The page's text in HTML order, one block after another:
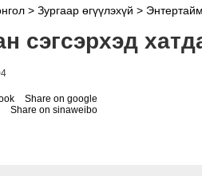
> Зургаар өгүүлэхүй >
сэгсэрхэд
Share on google
Share on sinaweibo